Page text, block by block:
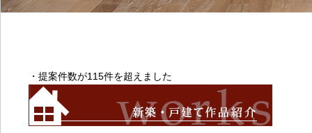
・提案件数が115件を超えました